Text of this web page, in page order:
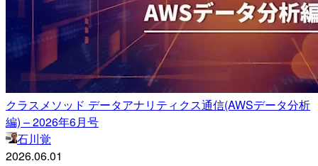
クラスメソッド データアナリティクス通信(AWSデータ分析
編) – 2026年6月号
石川覚
2026.06.01